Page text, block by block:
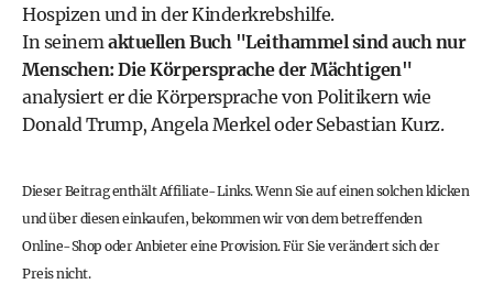
Hospizen und in der Kinderkrebshilfe.
In seinemaktuellen Buch "Leithammel sind auch nur
Menschen: Die Körpersprache der Mächtigen"
analysiert er die Körpersprache von Politikern wie
Donald Trump, Angela Merkel oder Sebastian Kurz.
Dieser Beitrag enthält Affiliate-Links. Wenn Sie auf einen solchen klicken
und über diesen einkaufen, bekommen wir von dem betreffenden
Online-Shop oder Anbieter eine Provision. Für Sie verändert sich der
Preis nicht.